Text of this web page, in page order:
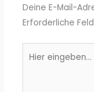
Deine E-Mail-
Erforderliche
eingeben…